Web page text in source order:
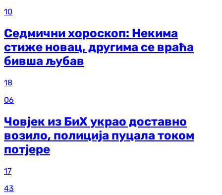
10
Седмични хороскоп: Некима
стиже новац, другима се враћа
бивша љубав
18
06
Човјек из БиХ украо доставно
возило, полиција пуцала током
потјере
17
43